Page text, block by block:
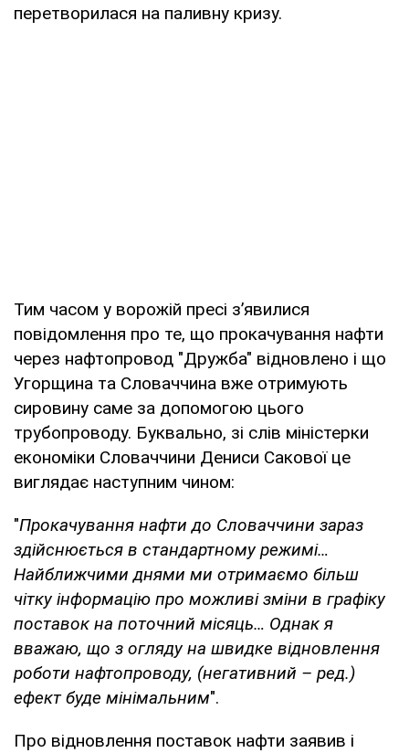
перетворилася на паливну кризу.
Тим часом у ворожій пресі з’явилися
повідомлення про те, що прокачування нафти
через нафтопровод "Дружба" відновлено і що
Угорщина та Словаччина вже отримують
сировину саме за допомогою цього
трубопроводу. Буквально, зі слів міністерки
економіки Словаччини Дениси Сакової це
виглядає наступним чином:
"Прокачування нафти до Словаччини зараз
здійснюється в стандартному режимі…
Найближчими днями ми отримаємо більш
чітку інформацію про можливі зміни в графіку
поставок на поточний місяць… Однак я
вважаю, що з огляду на швидке відновлення
роботи нафтопроводу, (негативний – ред.)
ефект буде мінімальним".
Про відновлення поставок нафти заявив і